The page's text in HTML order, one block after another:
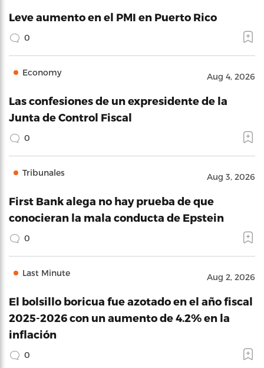
Leve aumento en el PMI en Puerto Rico
0
Economy Aug 4, 2026
Las confesiones de un expresidente de la
Junta de Control Fiscal
0
Tribunales Aug 3, 2026
First Bank alega no hay prueba de que
conocieran la mala conducta de Epstein
0
Last Minute Aug 2, 2026
El bolsillo boricua fue azotado en el año fiscal
2025-2026 con un aumento de 4.2% en la
inflación
0